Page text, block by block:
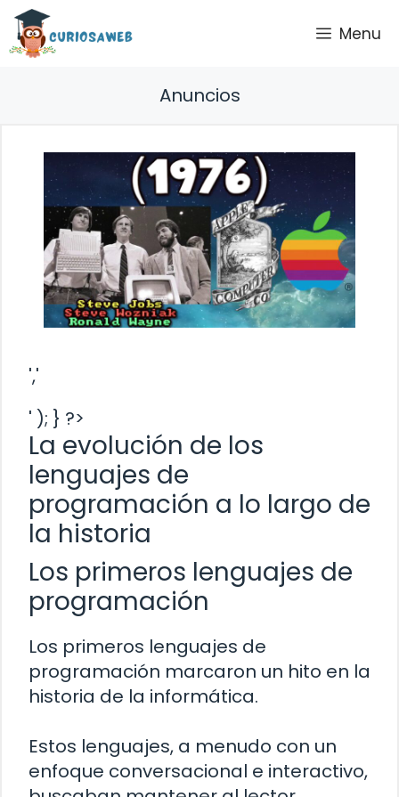
Saltar
contenido
Menu
Anuncios
','
' ); } ?>
La evolución de los
lenguajes de
programación a lo largo de
la historia
Los primeros lenguajes de
programación
Los primeros lenguajes de
programación marcaron un hito en la
historia de la informática.
Estos lenguajes, a menudo con un
enfoque conversacional e interactivo,